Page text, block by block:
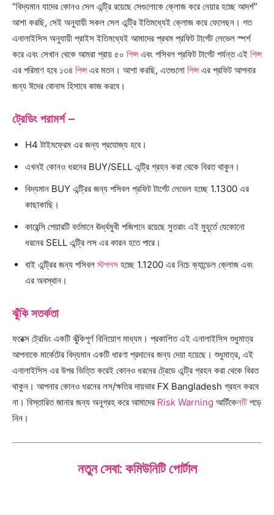
“বিদ্যমান যাদের কোনও সেল এন্ট্রি রয়েছে সেগুলোকে ক্লোজ করে নেয়ার হচ্ছে আদর্শ”
আশা করছি, সেই অনুযায়ী সকল সেল এন্ট্রি ইতিমধ্যেই ক্লোজ করে ফেলেছন। গত
এনালাইসিস অনুযায়ী প্রাইস ইতিমধ্যেই আমাদের প্রথম প্রফিট টার্গেট লেভেল স্পর্শ
করে এবং সেখান থেকে আমরা প্রায় ৫০ পিপ্সএবং পসিবল প্রফিট টার্গেট পর্যন্ত এই পিপ্স
এর পরিমাণ হবে ১৩৪ পিপ্সএর মতন। আশা করছি, এতগুলো পিপ্সএর প্রফিট আপনার
জন্য ঈদের বোনাস হিসাবে কাজ করবে।
ট্রেডিং পরামর্শ –
H4 টাইমফ্রেম এর জন্য প্রযোজ্য হবে।
এখনই কোনও ধরনের BUY/SELL এন্ট্রি গ্রহন করা থেকে বিরত থাকুন।
বিদ্যমান BUY এন্ট্রির জন্য পসিবল প্রফিট টার্গেট লেভেল হচ্ছে 1.1300 এর
কাছাকাছি।
কারেন্সি পেয়ারটি বর্তমানে ঊর্ধ্বমুখী পজিশনে রয়েছে সুতরাং এই মুহূর্তে যেকোনো
ধরনের SELL এন্ট্রি লস এর কারন হতে পারে।
বাই এন্ট্রির জন্য পসিবলস্টপলস হচ্ছে 1.1200 এর নিচে ক্যান্ডেল ক্লোজ এবং
এর অবস্থান।
ঝুঁকি সতর্কতা
ফরেক্স ট্রেডিং একটি ঝুঁকিপূর্ণ বিনিয়োগ মাধ্যম। প্রকাশিত এই এনালাইসিস শুধুমাত্র
আপনাকে মার্কেটের বিদ্যমান একটি ধারণা প্রদানের জন্য দেয়া হয়েছে। শুধুমাত্র, এই
এনালাইসিস এর উপর ভিত্তি করেই কোনও ধরনের ট্রেডে এন্ট্রি গ্রহন করা থেকে বিরত
থাকুন। আপনার কোনও ধরনের লস/ক্ষতির দায়ভার FX Bangladesh গ্রহন করবে
না। বিস্তারিত জানার জন্য অনুগ্রহ করে আমাদের Risk Warning আর্টিকেলট ি পড়ে
নিন।
নতুন সেবা: কমিউনিটি পোর্টাল